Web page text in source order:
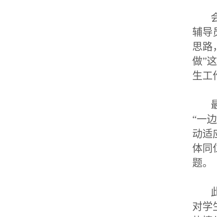
辅导
思路
做”
生工
“一
动适
体同
题。
对学